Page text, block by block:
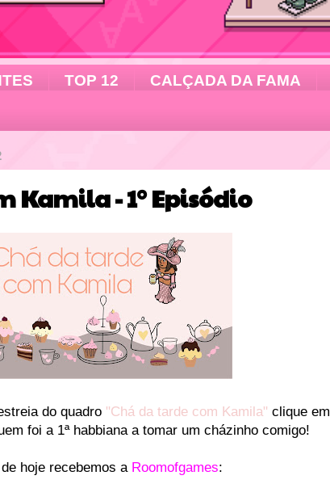
TOP 12 CALÇADA DA FAMA
Kamila - 1° Episódio
do quadro "Chá da tarde com Kamila" clique em
foi a 1ª habbiana a tomar um cházinho comigo!
hoje recebemos a Roomofgames: